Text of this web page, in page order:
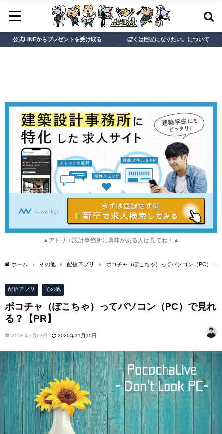
公式LINEからプレゼントを受け取る ぼくは巨匠になりたい。について
▲アトリエ設計事務所に興味がある人は見てね！▲
ホーム その他 配信アプリ
ポコチャ（ぽこちゃ）ってパソコン（PC）で
配信アプリ その他
ポコチャ（ぽこちゃ）ってパソコン（PC）で見れ
る？【PR】
2018年7月23日 2020年11月15日